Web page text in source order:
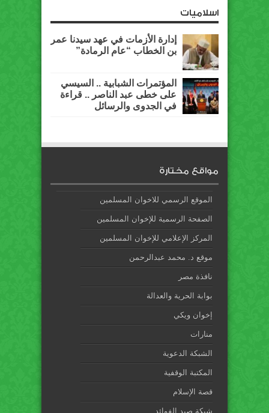
اسلاميات
إدارة الأزمات في عهد سيدنا عمر
بن الخطاب “عام الرمادة”
المؤتمرات الشبابية .. السيسي
على خطى عبد الناصر .. قراءة
في الجدوى والرسائل
مواقع مختارة
الموقع الرسمي للاخوان المسلمين
الصفحة الرسمية للإخوان المسلمين
المركز الإعلامي للإخوان المسلمين
موقع د. محمد عبدالرحمن
نافذة مصر
بوابة الحرية والعدالة
إخوان ويكي
منارات
الشبكة الدعوية
المكتبة الوقفية
قصة الإسلام
شبكة صيد الفوائد